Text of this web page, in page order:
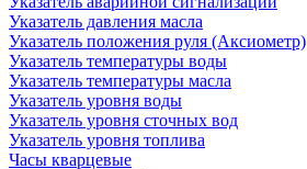
Указатель давления масла
Указатель положения руля (Аксиометр)
Указатель температуры воды
Указатель температуры масла
Указатель уровня воды
Указатель уровня сточных вод
Указатель уровня топлива
Часы кварцевые